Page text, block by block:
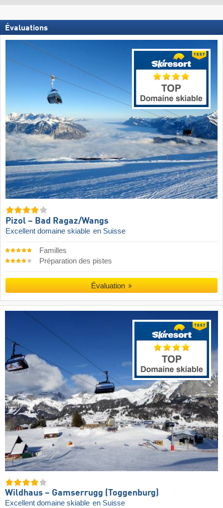
Évaluations
Pizol – Bad Ragaz/​Wangs
Excellent domaine skiable en Suisse
Familles
Préparation des pistes
Évaluation
Wildhaus – Gamserrugg (Toggenburg)
Excellent domaine skiable en Suisse